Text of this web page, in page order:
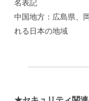
名表記
中国地方：広島県、
れる日本の地域